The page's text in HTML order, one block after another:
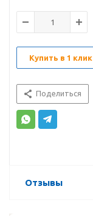
Купить в 1 клик
Поделиться
Отзывы